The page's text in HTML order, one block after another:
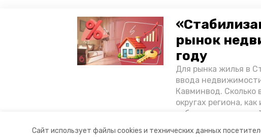
Сайт использует файлы cookies и технических данных
рынок
году
Для рынка жилья в
ввода
Кавминвод. Сколько
округах региона,
себестоимость